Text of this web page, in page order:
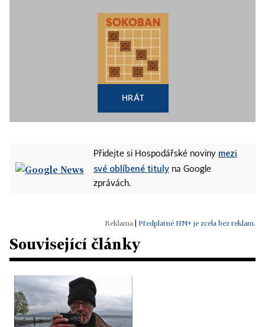
HRÁT
Přidejte si Hospodářské noviny mezi
své oblíbené tituly na Google
zprávách.
Předplatné HN+ je zcela bez reklam.
Související články